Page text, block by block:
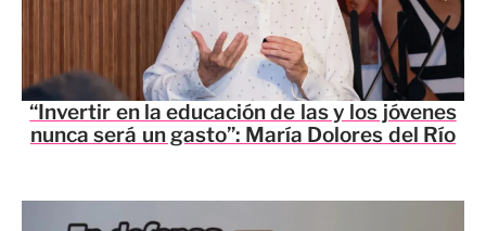
“Invertir en la educación de las y los jóvenes
nunca será un gasto”: María Dolores del Río